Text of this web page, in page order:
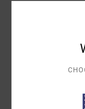
JE RECOMMANDE